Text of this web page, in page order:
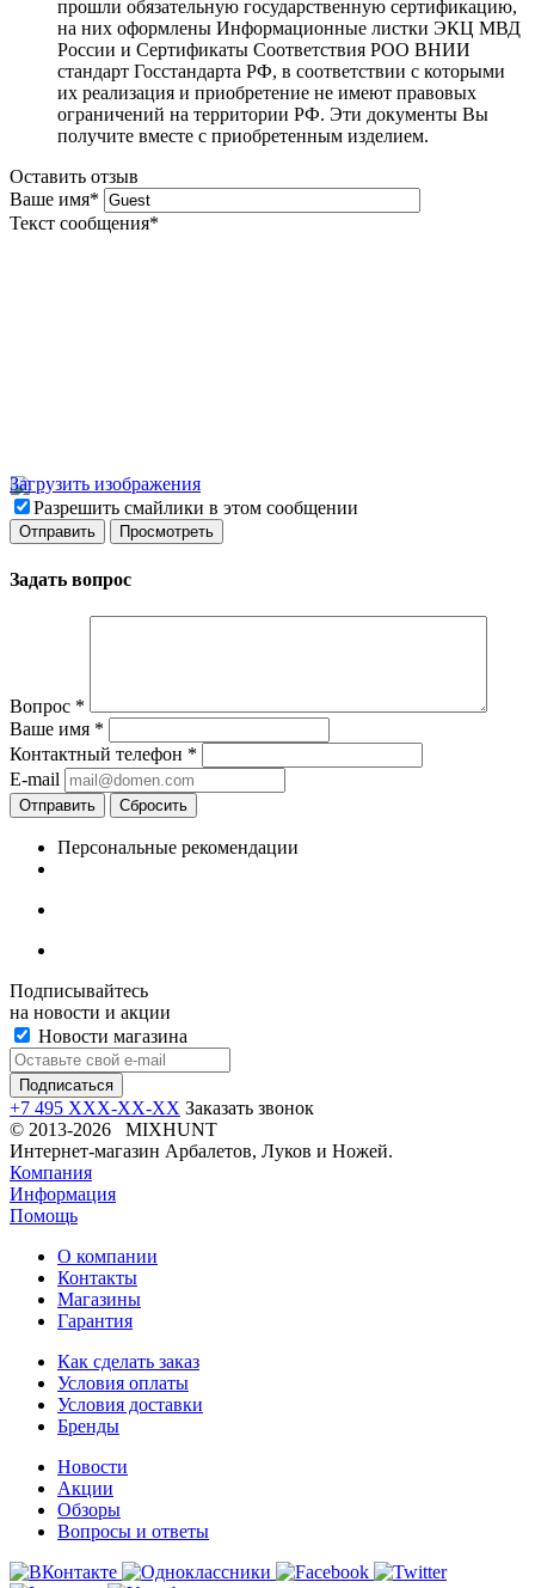
прошли обязательную государственную сертификацию,
на них оформлены Информационные листки ЭКЦ МВД
России и Сертификаты Соответствия РОО ВНИИ
стандарт Госстандарта РФ, в соответствии с которыми
их реализация и приобретение не имеют правовых
ограничений на территории РФ. Эти документы Вы
получите вместе с приобретенным изделием.
Оставить отзыв
Ваше имя*
Текст сообщения*
Загрузить изображения
Разрешить смайлики в этом сообщении
Задать вопрос
Вопрос *
Ваше имя *
Контактный телефон *
E-mail
Отправить Сбросить
Персональные рекомендации
Подписывайтесь
на новости и акции
Новости магазина
+7 495 XXX-XX-XX Заказать звонок
© 2013-2026 MIXHUNT
Интернет-магазин Арбалетов, Луков и Ножей.
Компания
Информация
Помощь
О компании
Контакты
Магазины
Гарантия
Как сделать заказ
Условия оплаты
Условия доставки
Бренды
Новости
Акции
Обзоры
Вопросы и ответы